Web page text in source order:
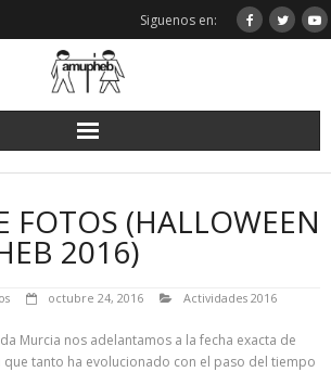
Siguenos en:
FOTOS (HALLOWEEN
2016)
octubre 24, 2016 Actividades 2016
Murcia nos adelantamos a la fecha exacta de
tanto ha evolucionado con el paso del tiempo